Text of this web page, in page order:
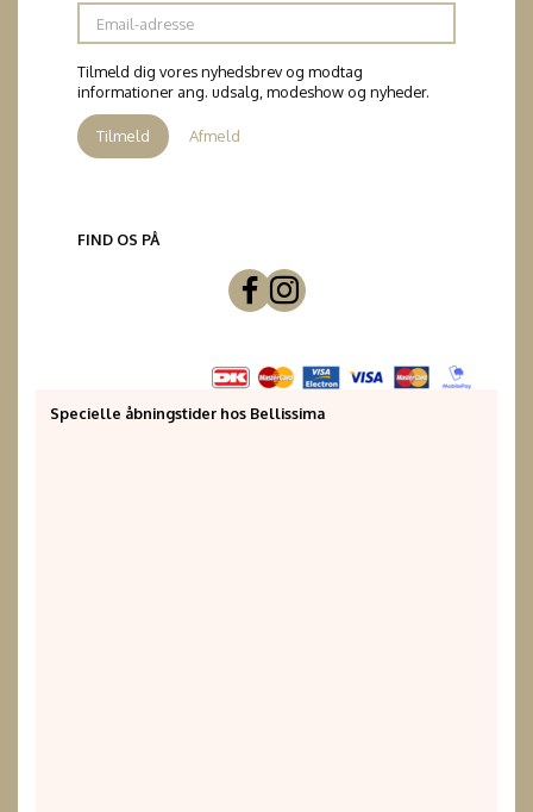
Email-
adresse
Tilmeld dig vores nyhedsbrev og modtag
informationer ang. udsalg, modeshow og nyheder.
Tilmeld Afmeld
FIND OS PÅ
Specielle åbningstider hos Bellissima